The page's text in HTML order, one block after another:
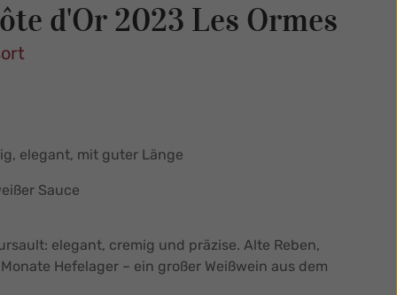
d'Or 2023 Les Ormes
elegant, mit guter Länge
Sauce
elegant, cremig und präzise. Alte Reben,
Hefelager – ein großer Weißwein aus dem